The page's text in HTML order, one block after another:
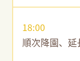
18:00
順次降園、延